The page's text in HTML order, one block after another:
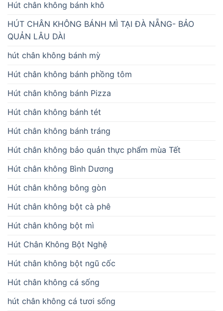
Hút chân không bánh khô
HÚT CHÂN KHÔNG BÁNH MÌ TẠI ĐÀ NẴNG- BẢO
QUẢN LÂU DÀI
hút chân không bánh mỳ
Hút chân không bánh phồng tôm
Hút chân không bánh Pizza
Hút chân không bánh tét
Hút chân không bánh tráng
Hút chân không bảo quản thực phẩm mùa Tết
Hút chân không Bình Dương
Hút chân không bông gòn
Hút chân không bột cà phê
Hút chân không bột mì
Hút Chân Không Bột Nghệ
Hút chân không bột ngũ cốc
Hút chân không cá sống
hút chân không cá tươi sống